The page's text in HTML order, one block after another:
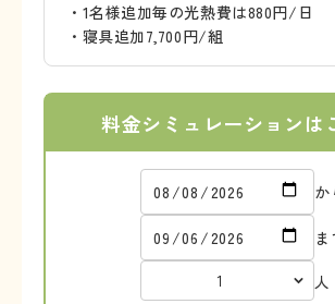
・1名様追加毎の光熱費は880円/日
・寝具追加7,700円/組
料金シミュレーションは
か
人